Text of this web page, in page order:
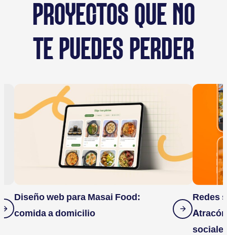
PROYECTOS QUE NO
TE PUEDES PERDER
Diseño web para Masai Food:
comida a domicilio
Redes